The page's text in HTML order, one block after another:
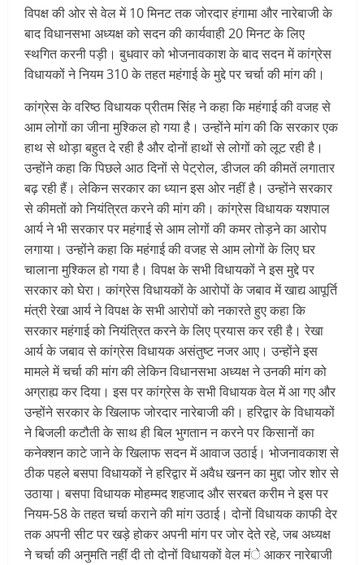
विपक्ष की ओर से वेल में 10 मिनट तक जोरदार हंगामा और नारेबाजी के
बाद विधानसभा अध्यक्ष को सदन की कार्यवाही 20 मिनट के लिए
स्थगित करनी पड़ी। बुधवार को भोजनावकाश के बाद सदन में कांग्रेस
विधायकों ने नियम 310 के तहत महंगाई के मुद्दे पर चर्चा की मांग की।
कांग्रेस के वरिष्ठ विधायक प्रीतम सिंह ने कहा कि महंगाई की वजह से
आम लोगों का जीना मुश्किल हो गया है। उन्होंने मांग की कि सरकार एक
हाथ से थोड़ा बहुत दे रही है और दोनों हाथों से लोगों को लूट रही है।
उन्होंने कहा कि पिछले आठ दिनों से पेट्रोल, डीजल की कीमतें लगातार
बढ़ रही हैं। लेकिन सरकार का ध्यान इस ओर नहीं है। उन्होंने सरकार
से कीमतों को नियंत्रित करने की मांग की। कांग्रेस विधायक यशपाल
आर्य ने भी सरकार पर महंगाई से आम लोगों की कमर तोड़ने का आरोप
लगाया। उन्होंने कहा कि महंगाई की वजह से आम लोगों के लिए घर
चालाना मुश्किल हो गया है। विपक्ष के सभी विधायकों ने इस मुद्दे पर
सरकार को घेरा। कांग्रेस विधायकों के आरोपों के जबाव में खाद्य आपूर्ति
मंत्री रेखा आर्य ने विपक्ष के सभी आरोपों को नकारते हुए कहा कि
सरकार महंगाई को नियंत्रित करने के लिए प्रयास कर रही है। रेखा
आर्य के जबाव से कांग्रेस विधायक असंतुष्ट नजर आए। उन्होंने इस
मामले में चर्चा की मांग की लेकिन विधानसभा अध्यक्ष ने उनकी मांग को
अग्राह्य कर दिया। इस पर कांग्रेस के सभी विधायक वेल में आ गए और
उन्होंने सरकार के खिलाफ जोरदार नारेबाजी की। हरिद्वार के विधायकों
ने बिजली कटौती के साथ ही बिल भुगतान न करने पर किसानों का
कनेक्शन काटे जाने के खिलाफ सदन में आवाज उठाई। भोजनावकाश से
ठीक पहले बसपा विधायकों ने हरिद्वार में अवैध खनन का मुद्दा जोर शोर से
उठाया। बसपा विधायक मोहम्मद शहजाद और सरबत करीम ने इस पर
नियम-58 के तहत चर्चा कराने की मांग उठाई। दोनों विधायक काफी देर
तक अपनी सीट पर खड़े होकर अपनी मांग पर जोर देते रहे, जब अध्यक्ष
ने चर्चा की अनुमति नहीं दी तो दोनों विधायकों वेल मंे आकर नारेबाजी